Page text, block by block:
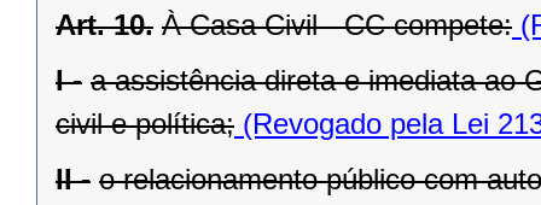
Art. 10. À Casa Civil - CC compete:
I - a assistência direta e imediata ao
civil e política; (Revogado pela Lei
II - o relacionamento público com